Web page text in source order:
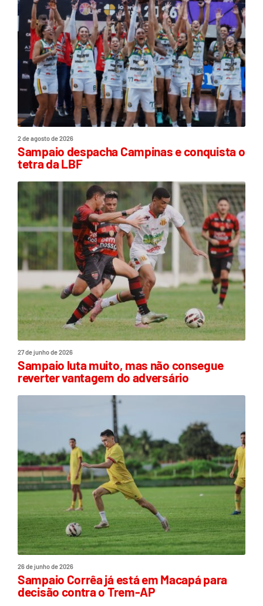
2 de agosto de 2026
Sampaio despacha Campinas e conquista o
tetra da LBF
27 de junho de 2026
Sampaio luta muito, mas não consegue
reverter vantagem do adversário
26 de junho de 2026
Sampaio Corrêa já está em Macapá para
decisão contra o Trem-AP